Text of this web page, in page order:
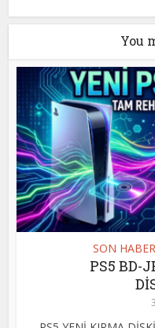
You
SON
PS5 BD-